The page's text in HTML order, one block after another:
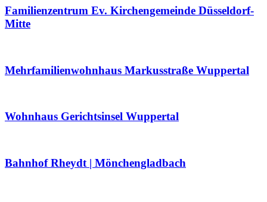
Familienzentrum Ev. Kirchengemeinde Düsseldorf-
Mitte
Mehrfamilienwohnhaus Markusstraße Wuppertal
Wohnhaus Gerichtsinsel Wuppertal
Bahnhof Rheydt | Mönchengladbach